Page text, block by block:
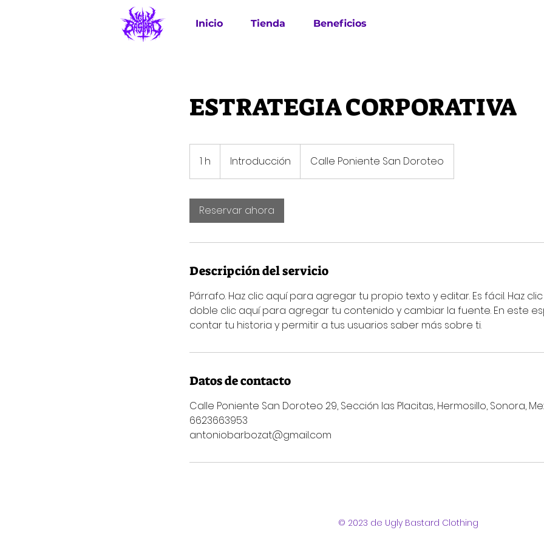
Inicio Tienda Beneficios
ESTRATEGIA CORPORATIVA
1 h Introducción Calle Poniente San Doroteo
Reservar ahora
Descripción del servicio
Párrafo. Haz clic aquí para agregar tu propio texto y editar. Es fácil. Haz
doble clic aquí para agregar tu contenido y cambiar la fuente. En este
contar tu historia y permitir a tus usuarios saber más sobre ti.
Datos de contacto
Calle Poniente San Doroteo 29, Sección las Placitas, Hermosillo, Sonora,
6623663953
antoniobarbozat@gmail.com
© 2023 de Ugly Bastard Clothing